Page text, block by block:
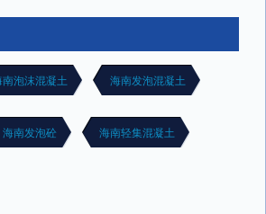
南泡沫混凝土 海南发泡混凝土
海南发泡砼 海南轻集混凝土